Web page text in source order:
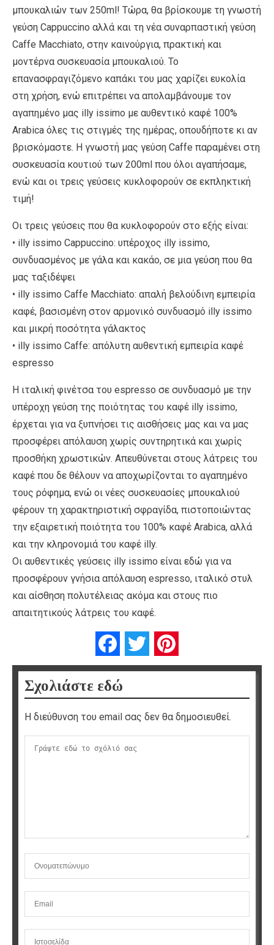
μπουκαλιών των 250ml! Τώρα, θα βρίσκουμε τη γνωστή
γεύση Cappuccino αλλά και τη νέα συναρπαστική γεύση
Caffe Macchiato, στην καινούργια, πρακτική και
μοντέρνα συσκευασία μπουκαλιού. Το
επανασφραγιζόμενο καπάκι του μας χαρίζει ευκολία
στη χρήση, ενώ επιτρέπει να απολαμβάνουμε τον
αγαπημένο μας illy issimo με αυθεντικό καφέ 100%
Arabica όλες τις στιγμές της ημέρας, οπουδήποτε κι αν
βρισκόμαστε. Η γνωστή μας γεύση Caffe παραμένει στη
συσκευασία κουτιού των 200ml που όλοι αγαπήσαμε,
ενώ και οι τρεις γεύσεις κυκλοφορούν σε εκπληκτική
τιμή!
Οι τρεις γεύσεις που θα κυκλοφορούν στο εξής είναι:
• illy issimo Cappuccino: υπέροχος illy issimo,
συνδυασμένος με γάλα και κακάο, σε μια γεύση που θα
μας ταξιδέψει
• illy issimo Caffe Macchiato: απαλή βελούδινη εμπειρία
καφέ, βασισμένη στον αρμονικό συνδυασμό illy issimo
και μικρή ποσότητα γάλακτος
• illy issimo Caffe: απόλυτη αυθεντική εμπειρία καφέ
espresso
Η ιταλική φινέτσα του espresso σε συνδυασμό με την
υπέροχη γεύση της ποιότητας του καφέ illy issimo,
έρχεται για να ξυπνήσει τις αισθήσεις μας και να μας
προσφέρει απόλαυση χωρίς συντηρητικά και χωρίς
προσθήκη χρωστικών. Απευθύνεται στους λάτρεις του
καφέ που δε θέλουν να αποχωρίζονται το αγαπημένο
τους ρόφημα, ενώ οι νέες συσκευασίες μπουκαλιού
φέρουν τη χαρακτηριστική σφραγίδα, πιστοποιώντας
την εξαιρετική ποιότητα του 100% καφέ Arabica, αλλά
και την κληρονομιά του καφέ illy.
Οι αυθεντικές γεύσεις illy issimo είναι εδώ για να
προσφέρουν γνήσια απόλαυση espresso, ιταλικό στυλ
και αίσθηση πολυτέλειας ακόμα και στους πιο
απαιτητικούς λάτρεις του καφέ.
FacebookTwitter
Σχολιάστε εδώ
Η διεύθυνση του email σας δεν θα δημοσιευθεί.